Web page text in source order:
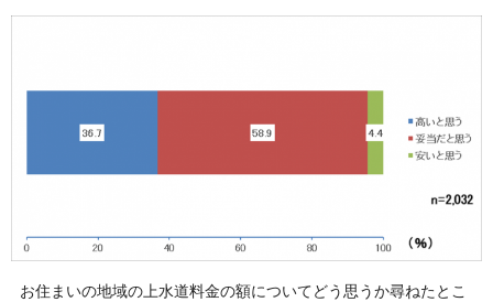
お住まいの地域の上水道料金の額についてどう思うか尋ねたとこ